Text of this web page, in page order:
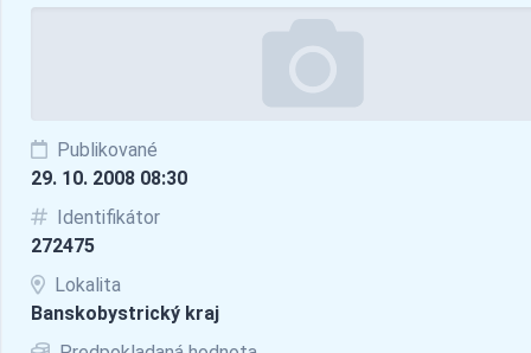
Publikované
29. 10. 2008 08:30
Identifikátor
272475
Lokalita
Banskobystrický kraj